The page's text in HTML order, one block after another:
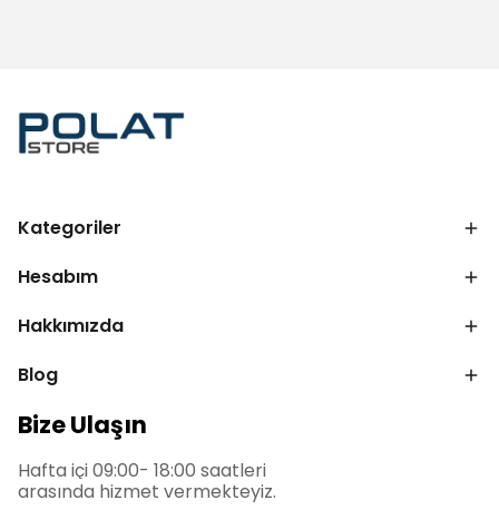
Kategoriler
Hesabım
Hakkımızda
Blog
Bize Ulaşın
Hafta içi 09:00- 18:00 saatleri
arasında hizmet vermekteyiz.